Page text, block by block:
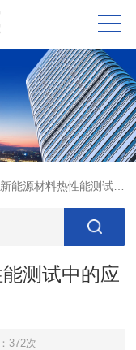
源材料热性能测试中的应用
测试中的应
372次